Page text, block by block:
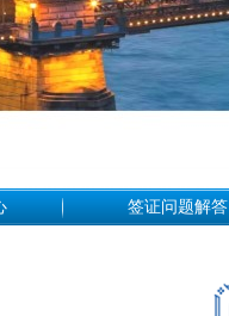
签证问题解答